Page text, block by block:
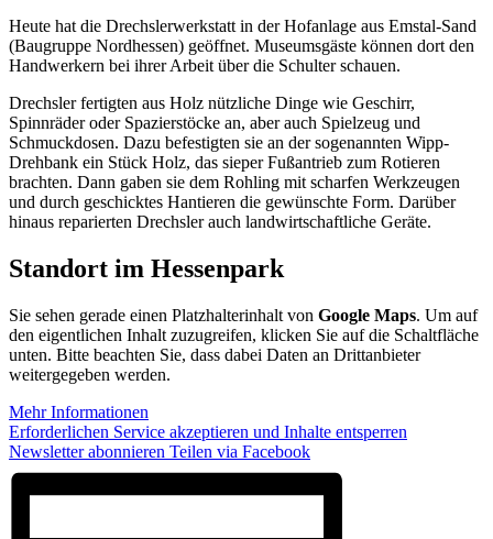
Heute hat die Drechslerwerkstatt in der Hofanlage aus Emstal-Sand
(Baugruppe Nordhessen) geöffnet. Museumsgäste können dort den
Handwerkern bei ihrer Arbeit über die Schulter schauen.
Drechsler fertigten aus Holz nützliche Dinge wie Geschirr,
Spinnräder oder Spazierstöcke an, aber auch Spielzeug und
Schmuckdosen. Dazu befestigten sie an der sogenannten Wipp-
Drehbank ein Stück Holz, das sieper Fußantrieb zum Rotieren
brachten. Dann gaben sie dem Rohling mit scharfen Werkzeugen
und durch geschicktes Hantieren die gewünschte Form. Darüber
hinaus reparierten Drechsler auch landwirtschaftliche Geräte.
Standort im Hessenpark
Sie sehen gerade einen Platzhalterinhalt von Google Maps. Um auf
den eigentlichen Inhalt zuzugreifen, klicken Sie auf die Schaltfläche
unten. Bitte beachten Sie, dass dabei Daten an Drittanbieter
weitergegeben werden.
Mehr Informationen
Erforderlichen Service akzeptieren und Inhalte entsperren
Newsletter abonnieren Teilen via Facebook